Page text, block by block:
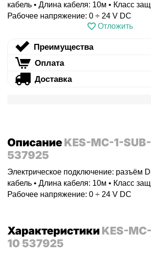
кабель • Длина кабеля: 10м • Класс
Рабочее напряжение: 0 ÷ 24 V DC
Отложить
Преимущества
Оплата
Доставка
ОписаниеKES-MC-1-
537925
Электрическое подключение: разъём
кабель • Длина кабеля: 10м • Класс
Рабочее напряжение: 0 ÷ 24 V DC
ХарактеристикиKES-
10 537925